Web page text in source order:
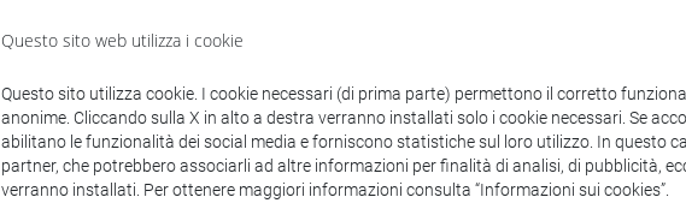
Docenti
Questo sito web utilizza i cookie
Questo sito utilizza cookie. I cookie necessari (di prima parte) permettono il corretto
anonime. Cliccando sulla X in alto a destra verranno installati solo i cookie necessari. Se
abilitano le funzionalità dei social media e forniscono statistiche sul loro utilizzo. In questo
partner, che potrebbero associarli ad altre informazioni per finalità di analisi, di pubblicità,
verranno installati. Per ottenere maggiori informazioni consulta “Informazioni sui cookies”.